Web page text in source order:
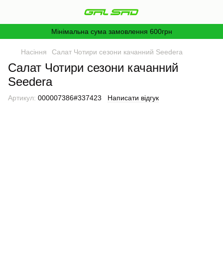
Мінімальна сума замовлення 600грн
Насіння Салат Чотири сезони качанний Seedera
Салат Чотири сезони качанний
Seedera
Артикул: 000007386#337423 Написати відгук